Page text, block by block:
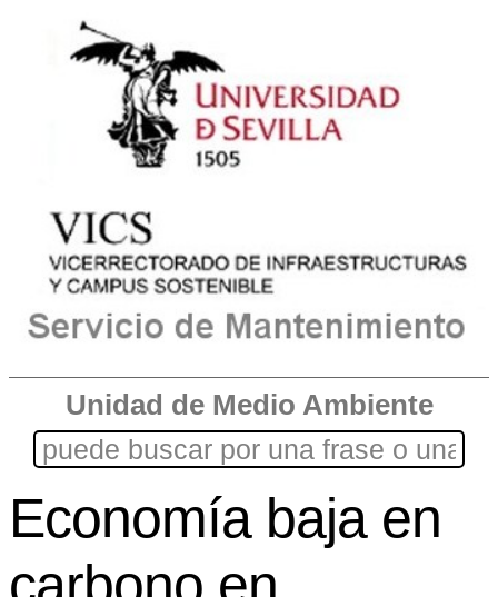
Unidad de Medio Ambiente
Economía baja en